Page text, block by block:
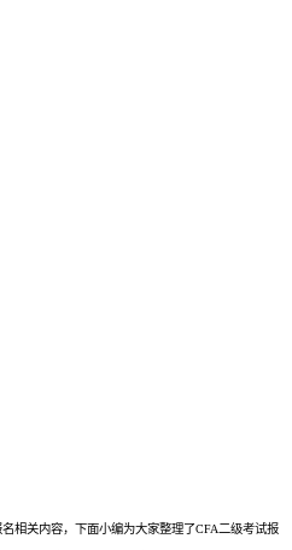
关内容，下面小编为大家整理了CFA二级考试报